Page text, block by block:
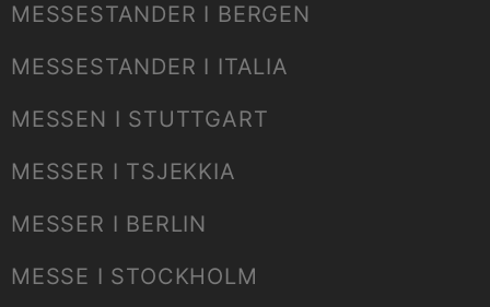
MESSESTANDER I BERGEN
MESSESTANDER I ITALIA
MESSEN I STUTTGART
MESSER I TSJEKKIA
MESSER I BERLIN
MESSE I STOCKHOLM